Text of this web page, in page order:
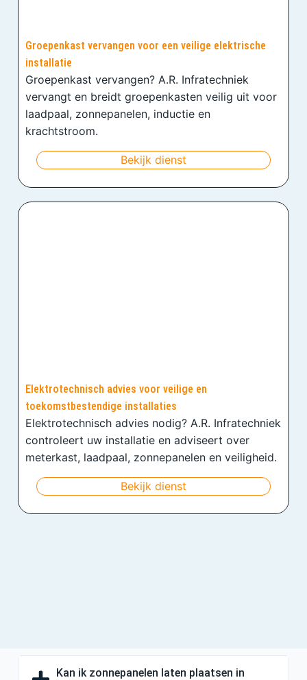
Groepenkast vervangen voor een veilige elektrische
installatie
Groepenkast vervangen? A.R. Infratechniek
vervangt en breidt groepenkasten veilig uit voor
laadpaal, zonnepanelen, inductie en
krachtstroom.
Bekijk dienst
Elektrotechnisch advies voor veilige en
toekomstbestendige installaties
Elektrotechnisch advies nodig? A.R. Infratechniek
controleert uw installatie en adviseert over
meterkast, laadpaal, zonnepanelen en veiligheid.
Bekijk dienst
Kan ik zonnepanelen laten plaatsen in